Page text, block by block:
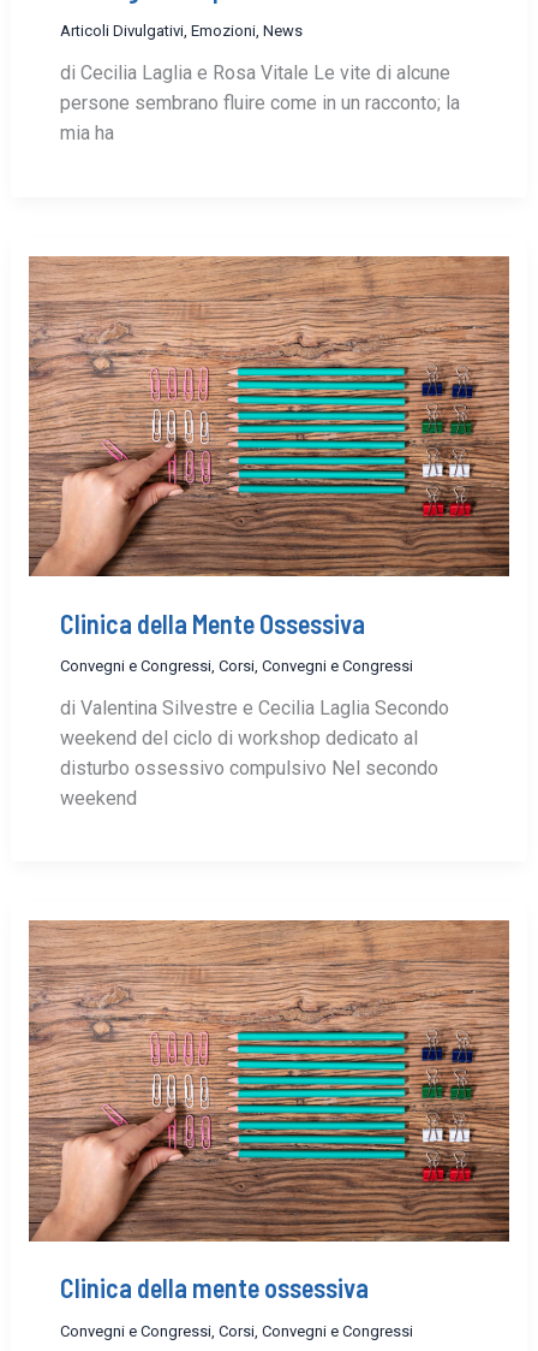
Articoli Divulgativi, Emozioni, News
di Cecilia Laglia e Rosa Vitale Le vite di alcune
persone sembrano fluire come in un racconto; la
mia ha
Clinica della Mente Ossessiva
Convegni e Congressi, Corsi, Convegni e Congressi
di Valentina Silvestre e Cecilia Laglia Secondo
weekend del ciclo di workshop dedicato al
disturbo ossessivo compulsivo Nel secondo
weekend
Clinica della mente ossessiva
Convegni e Congressi, Corsi, Convegni e Congressi